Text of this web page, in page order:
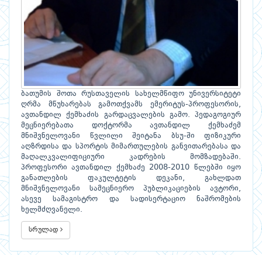
ბათუმის შოთა რუსთაველის სახელმწიფო უნივერსიტეტი
ღრმა მწუხარებას გამოთქვამს ემერიტუს-პროფესორის,
ავთანდილ ქემხაძის გარდაცვალების გამო. პედაგოგიურ
მეცნიერებათა დოქტორმა ავთანდილ ქემხაძემ
მნიშვნელოვანი წვლილი შეიტანა ბსუ-ში ფიზიკური
აღზრდისა და სპორტის მიმართულების განვითარებასა და
მაღალკვალიფიციური კადრების მომზადებაში.
პროფესორი ავთანდილ ქემხაძე 2008-2010 წლებში იყო
განათლების ფაკულტეტის დეკანი, გახლდათ
მნიშვნელოვანი სამეცნიერო პუბლიკაციების ავტორი,
ასევე სამაგისტრო და სადისერტაციო ნაშრომების
ხელმძღვანელი.
სრულად